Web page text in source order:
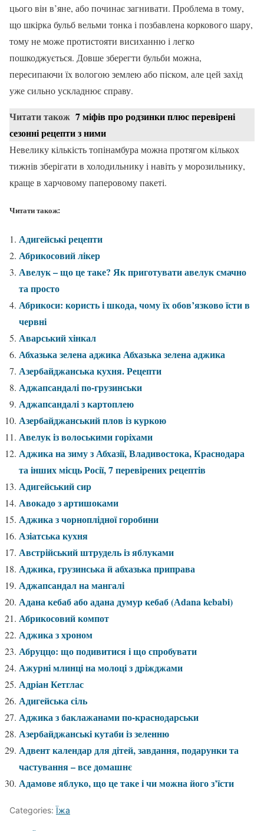
цього він в’яне, або починає загнивати. Проблема в тому,
що шкірка бульб вельми тонка і позбавлена коркового шару,
тому не може протистояти висиханню і легко
пошкоджується. Довше зберегти бульби можна,
пересипаючи їх вологою землею або піском, але цей захід
уже сильно ускладнює справу.
Читати також 7 міфів про родзинки плюс перевірені
сезонні рецепти з ними
Невелику кількість топінамбура можна протягом кількох
тижнів зберігати в холодильнику і навіть у морозильнику,
краще в харчовому паперовому пакеті.
Читати також:
Адигейські рецепти
Абрикосовий лікер
Авелук – що це таке? Як приготувати авелук смачно
та просто
Абрикоси: користь і шкода, чому їх обов’язково їсти в
червні
Аварський хінкал
Абхазька зелена аджика Абхазька зелена аджика
Азербайджанська кухня. Рецепти
Аджапсандалі по-грузинськи
Аджапсандалі з картоплею
Азербайджанський плов із куркою
Авелук із волоськими горіхами
Аджика на зиму з Абхазії, Владивостока, Краснодара
та інших місць Росії, 7 перевірених рецептів
Адигейський сир
Авокадо з артишоками
Аджика з чорноплідної горобини
Азіатська кухня
Австрійський штрудель із яблуками
Аджика, грузинська й абхазька приправа
Аджапсандал на мангалі
Адана кебаб або адана думур кебаб (Аdana kebabi)
Абрикосовий компот
Аджика з хроном
Абруццо: що подивитися і що спробувати
Ажурні млинці на молоці з дріжджами
Адріан Кетглас
Адигейська сіль
Аджика з баклажанами по-краснодарськи
Азербайджанські кутаби із зеленню
Адвент календар для дітей, завдання, подарунки та
частування – все домашнє
Адамове яблуко, що це таке і чи можна його з’їсти
Categories: Їжа